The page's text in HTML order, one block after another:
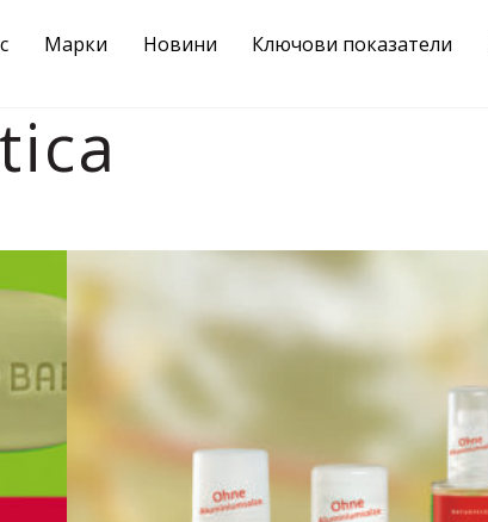
Марки Новини Ключови показатели